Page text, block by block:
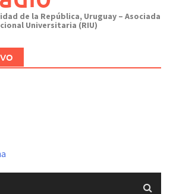
de la República, Uruguay – Asociada
Universitaria (RIU)